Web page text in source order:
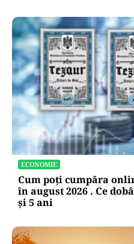
ECONOMIE
Cum poți cumpăra
în august 2026 . Ce
și 5 ani